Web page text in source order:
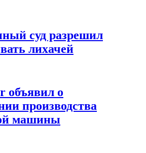
суд разрешил
лихачей
объявил о
производства
машины